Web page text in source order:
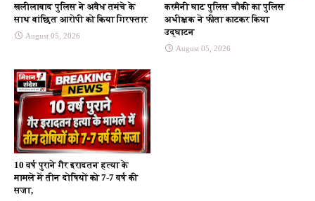
खलीलाबाद पुलिस ने अवैध तमंचे के
साथ वांछित आरोपी को किया गिरफ्तार
August 05, 2026
करमैनी घाट पुलिस चौकी का पुलिस
अधीक्षक ने फीता काटकर किया
उद्घाटन
August 05, 2026
10 वर्ष पुराने गैर इरादतन हत्या के
मामले में तीन दोषियों को 7-7 वर्ष की
सजा,